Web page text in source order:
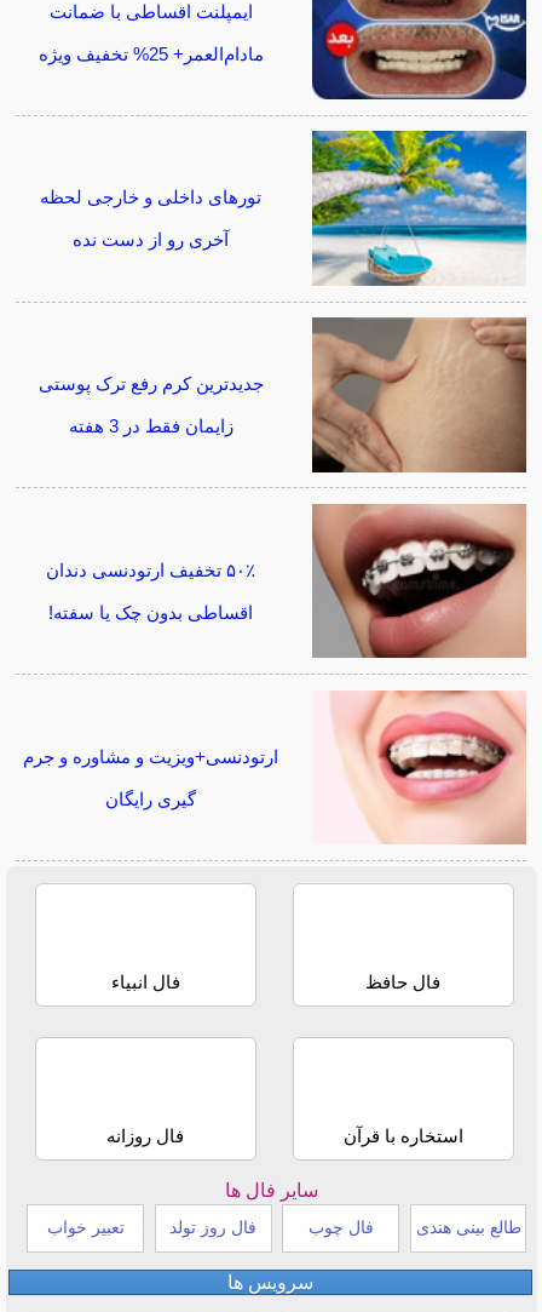
ایمپلنت اقساطی با ضمانت
مادام‌العمر+ 25% تخفیف ویژه
تورهای داخلی و خارجی لحظه
آخری رو از دست نده
جدیدترین کرم رفع ترک پوستی
زایمان فقط در 3 هفته
۵۰٪ تخفیف ارتودنسی دندان
اقساطی بدون چک یا سفته!
ارتودنسی+ویزیت و مشاوره و جرم
گیری رایگان
فال حافظ فال انبیاء
استخاره با قرآن فال روزانه
سایر فال ها
طالع بینی هندی فال چوب فال روز تولد تعبیر خواب
سرویس ها